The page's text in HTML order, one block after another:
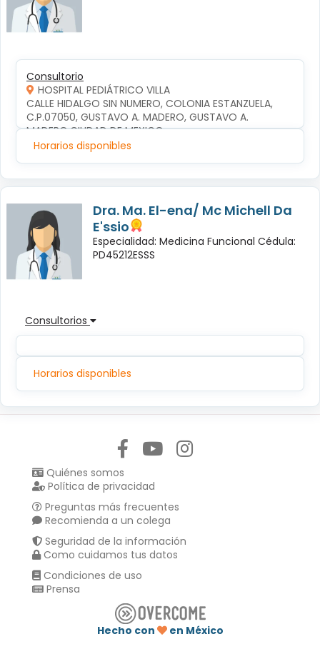
Consultorio
HOSPITAL PEDIÁTRICO VILLA
CALLE HIDALGO SIN NUMERO, COLONIA ESTANZUELA,
C.P.07050, GUSTAVO A. MADERO, GUSTAVO A.
MADERO,CIUDAD DE MEXICO
Horarios disponibles
Dra. Ma. El-ena/ Mc Michell Da
E'ssio
Especialidad: Medicina Funcional Cédula:
PD45212ESSS
Consultorios
Horarios disponibles
Quiénes somos
Política de privacidad
Preguntas más frecuentes
Recomienda a un colega
Seguridad de la información
Como cuidamos tus datos
Condiciones de uso
Prensa
Hecho con
en México